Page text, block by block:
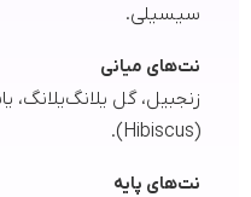
سیسیلی.
نت‌های میانی
زنجبیل، گل
(Hibiscus).
نت‌های پایه